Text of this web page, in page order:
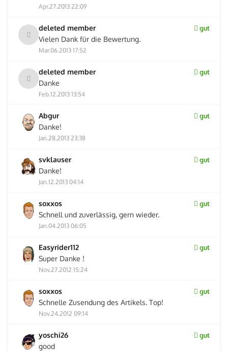
Apr.27.2013 22:09
deleted member gut
Vielen Dank für die Bewertung.
Mar.06.2013 17:52
deleted member gut
Danke
Feb.12.2013 13:54
Abgur gut
Danke!
Jan.28.2013 23:38
svklauser gut
Danke!
Jan.12.2013 04:14
soxxos gut
Schnell und zuverlässig, gern wieder.
Jan.04.2013 06:05
Easyrider112 gut
Super Danke !
Nov.27.2012 15:24
soxxos gut
Schnelle Zusendung des Artikels. Top!
Nov.24.2012 09:14
yoschi26 gut
good